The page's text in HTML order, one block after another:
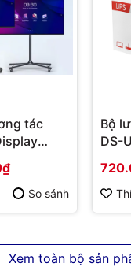
tác
| Cấu
| HàngSo sánh
Bộ
DS-
Xem toàn bộ sản